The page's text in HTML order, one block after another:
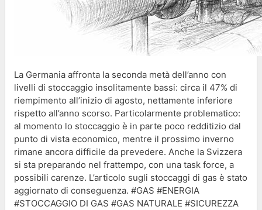
La Germania affronta la seconda metà dell’anno con
livelli di stoccaggio insolitamente bassi: circa il 47% di
riempimento all’inizio di agosto, nettamente inferiore
rispetto all’anno scorso. Particolarmente problematico:
al momento lo stoccaggio è in parte poco redditizio dal
punto di vista economico, mentre il prossimo inverno
rimane ancora difficile da prevedere. Anche la Svizzera
si sta preparando nel frattempo, con una task force, a
possibili carenze. L’articolo sugli stoccaggi di gas è stato
aggiornato di conseguenza. #GAS #ENERGIA
#STOCCAGGIO DI GAS #GAS NATURALE #SICUREZZA